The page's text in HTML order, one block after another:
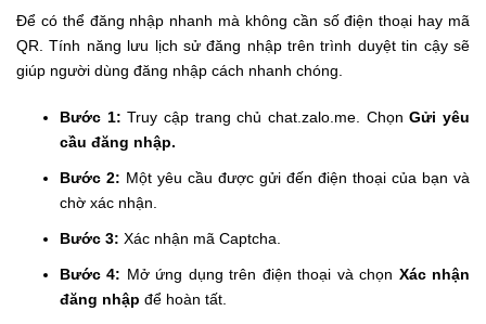
Để có thể đăng nhập nhanh mà không cần số điện thoại hay mã
QR. Tính năng lưu lịch sử đăng nhập trên trình duyệt tin cậy sẽ
giúp người dùng đăng nhập cách nhanh chóng.
Bước 1:Truy cập trang chủchat.zalo.me . ChọnGửi yêu
cầu đăng nhập.
Bước 2: Một yêu cầu được gửi đến điện thoại của bạn và
chờ xác nhận.
Bước 3: Xác nhận mã Captcha.
Bước 4: Mở ứng dụng trên điện thoại và chọn Xác nhận
đăng nhập để hoàn tất.